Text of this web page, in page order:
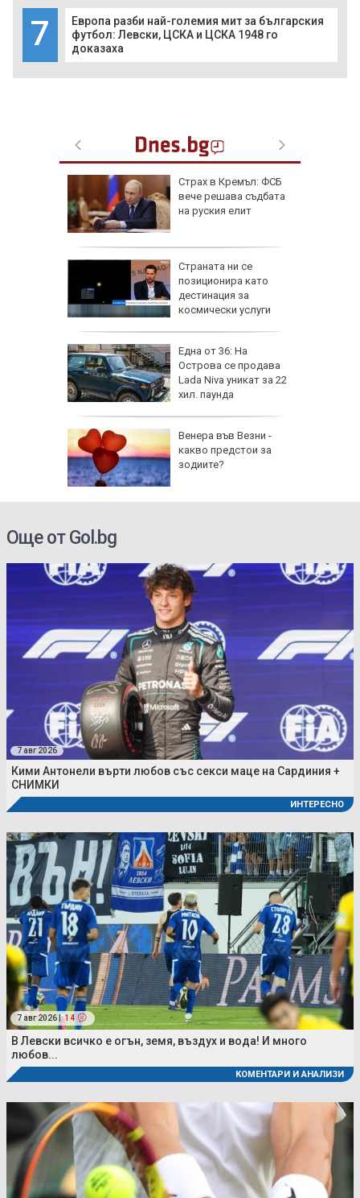
7
Европа разби най-големия мит за българския
футбол: Левски, ЦСКА и ЦСКА 1948 го
доказаха
Страх в Кремъл: ФСБ
вече решава съдбата
на руския елит
Страната ни се
позиционира като
дестинация за
космически услуги
Една от 36: На
Острова се продава
Lada Niva уникат за 22
хил. паунда
Венера във Везни -
какво предстои за
зодиите?
Още от Gol.bg
7 авг 2026
Кими Антонели върти любов със секси маце на Сардиния +
СНИМКИ
ИНТЕРЕСНО
7 авг 2026 | 14
В Левски всичко е огън, земя, въздух и вода! И много
любов...
КОМЕНТАРИ И АНАЛИЗИ